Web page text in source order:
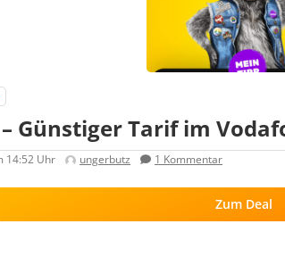
Günstiger Tarif im
14:52 Uhr ungerbutz 1 Kommentar
Zum Deal